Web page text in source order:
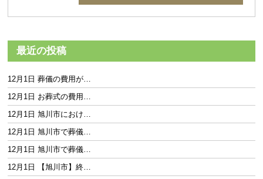
最近の投稿
12月1日 葬儀の費用が…
12月1日 お葬式の費用…
12月1日 旭川市におけ…
12月1日 旭川市で葬儀…
12月1日 旭川市で葬儀…
12月1日 【旭川市】終…